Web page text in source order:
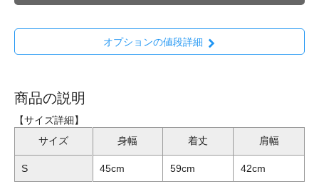
オプションの値段詳細
商品の説明
【サイズ詳細】
サイズ
身幅 着丈 肩幅
S 45cm 59cm 42cm